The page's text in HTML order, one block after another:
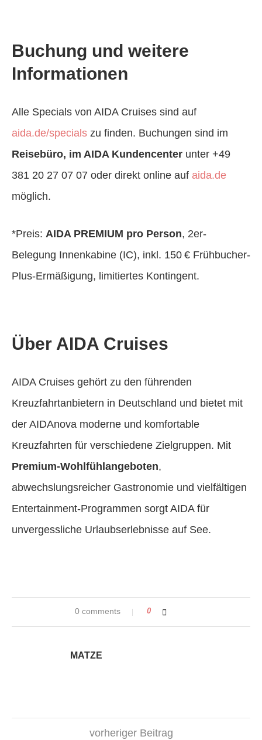
Buchung und weitere
Informationen
Alle Specials von AIDA Cruises sind auf
aida.de/specials zu finden. Buchungen sind im
Reisebüro, im AIDA Kundencenter unter +49
381 20 27 07 07 oder direkt online auf aida.de
möglich.
*Preis: AIDA PREMIUM pro Person, 2er-
Belegung Innenkabine (IC), inkl. 150 € Frühbucher-
Plus-Ermäßigung, limitiertes Kontingent.
Über AIDA Cruises
AIDA Cruises gehört zu den führenden
Kreuzfahrtanbietern in Deutschland und bietet mit
der AIDAnova moderne und komfortable
Kreuzfahrten für verschiedene Zielgruppen. Mit
Premium-Wohlfühlangeboten,
abwechslungsreicher Gastronomie und vielfältigen
Entertainment-Programmen sorgt AIDA für
unvergessliche Urlaubserlebnisse auf See.
0 comments 0
MATZE
vorheriger Beitrag